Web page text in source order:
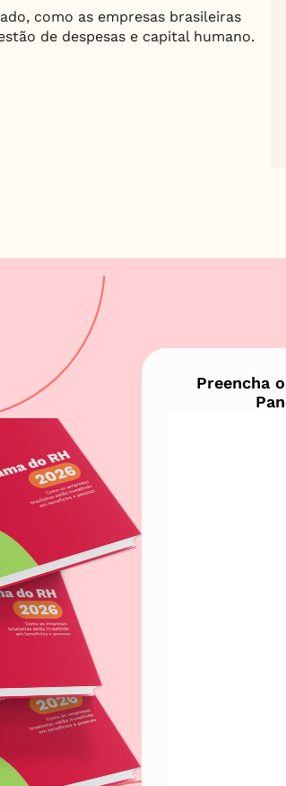
como as empresas brasileiras
de despesas e capital humano.
Preencha